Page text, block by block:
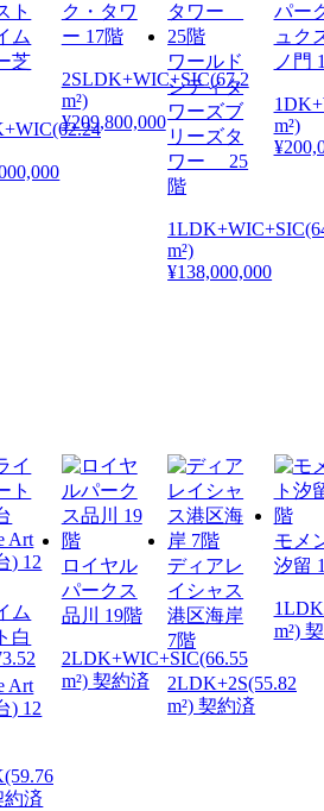
ト
ム
芝
ク・タワ
ー 17階
2SLDK+WIC+SIC(67.2
m²)
¥209,800,000
ワールド
シティタ
ワーズブ
リーズタ
ワー 25
階
m²)
¥138,000,000
パー
ュク
ノ門
m²)
ム
白
Art
) 12
約済
ロイヤル
パークス
品川 19階
2LDK+WIC+SIC(66.55
m²) 契約済
ディアレ
イシャス
港区海岸
7階
2LDK+2S(55.82
m²) 契約済
モメ
汐留
m²)